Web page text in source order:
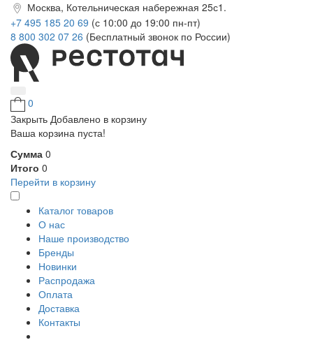
Москва, Котельническая набережная 25с1.
+7 495 185 20 69 (с 10:00 до 19:00 пн-пт)
8 800 302 07 26 (Бесплатный звонок по России)
0
Закрыть Добавлено в корзину
Ваша корзина пуста!
Сумма 0
Итого 0
Перейти в корзину
Каталог товаров
О нас
Наше производство
Бренды
Новинки
Распродажа
Оплата
Доставка
Контакты